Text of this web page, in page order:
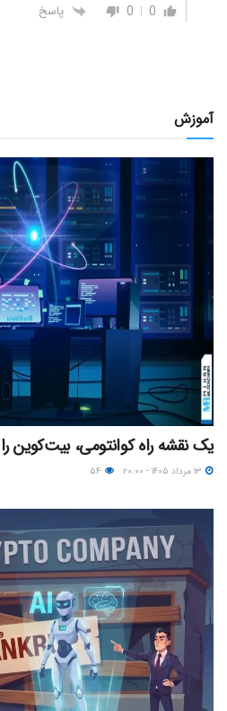
0
0 پاسخ
آموزش
یک نقشه راه کوانتومی، بیت‌کوین را